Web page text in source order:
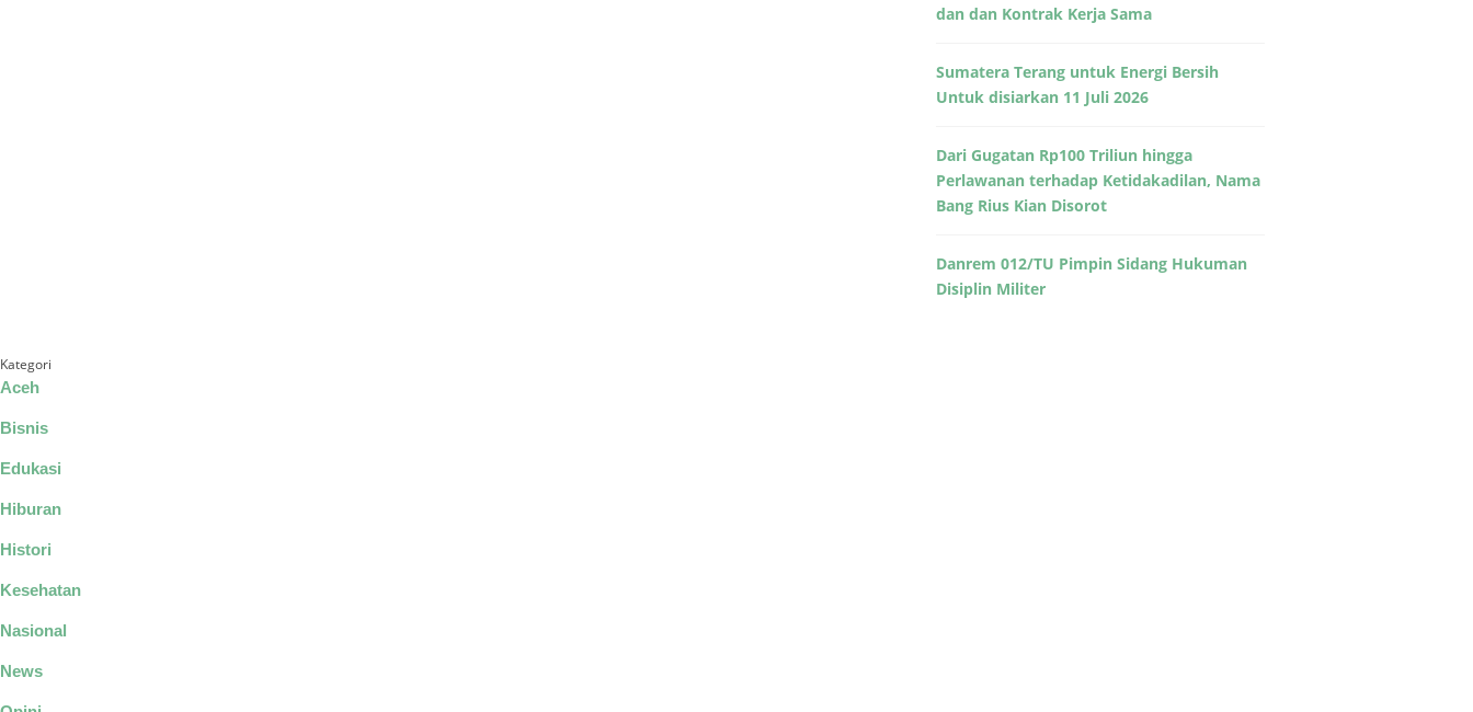
dan dan Kontrak Kerja Sama
Sumatera Terang untuk Energi Bersih
Untuk disiarkan 11 Juli 2026
Dari Gugatan Rp100 Triliun hingga
Perlawanan terhadap Ketidakadilan, Nama
Bang Rius Kian Disorot
Danrem 012/TU Pimpin Sidang Hukuman
Disiplin Militer
Kategori
Aceh
Bisnis
Edukasi
Hiburan
Histori
Kesehatan
Nasional
News